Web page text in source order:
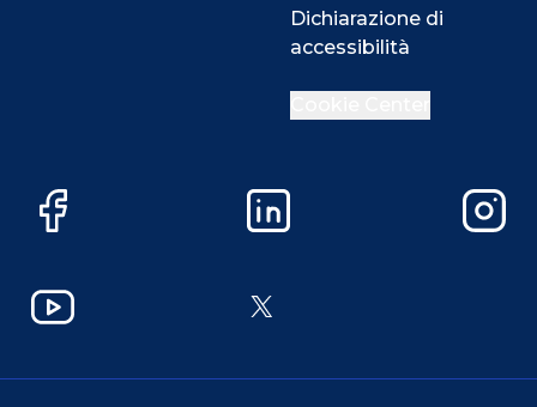
Dichiarazione di
accessibilità
Facebook LinkedIn
YouTube X